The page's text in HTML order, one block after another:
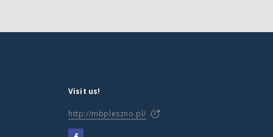
Visit us!
http://mbpleszno.pl/